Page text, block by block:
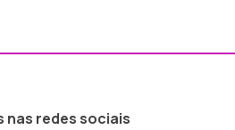
nas redes sociais